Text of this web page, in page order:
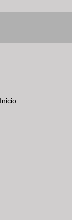
Inicio